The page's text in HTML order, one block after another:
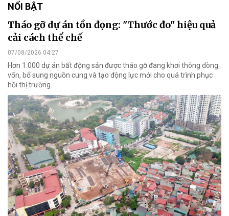
NỔI BẬT
Tháo gỡ dự án tồn đọng: "Thước đo" hiệu quả
cải cách thể chế
07/08/2026 04:27
Hơn 1.000 dự án bất động sản được tháo gỡ đang khơi thông dòng
vốn, bổ sung nguồn cung và tạo động lực mới cho quá trình phục
hồi thị trường.